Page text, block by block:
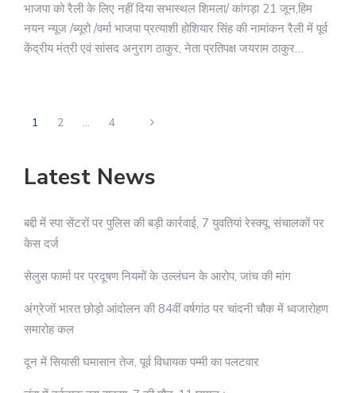
भाजपा को रैली के लिए नहीं दिया सभास्थल शिमला/ कांगड़ा 21 जून,हिम
नयन न्यूज /ब्यूरो /वर्मा भाजपा प्रत्याशी होशियार सिंह की नामांकन रैली में पूर्व
केंद्रीय मंत्री एवं सांसद अनुराग ठाकुर, नेता प्रतिपक्ष जयराम ठाकुर…
1 2 … 4
Latest News
बद्दी में स्पा सेंटरों पर पुलिस की बड़ी कार्रवाई, 7 युवतियां रेस्क्यू, संचालकों पर
केस दर्ज
सेलुस फार्मा पर प्रदूषण नियमों के उल्लंघन के आरोप, जांच की मांग
अंग्रेजों भारत छोड़ो आंदोलन की 84वीं वर्षगांठ पर चांदनी चौक में ध्वजारोहण
समारोह कल
दून में सियासी घमासान तेज, पूर्व विधायक पम्मी का पलटवार